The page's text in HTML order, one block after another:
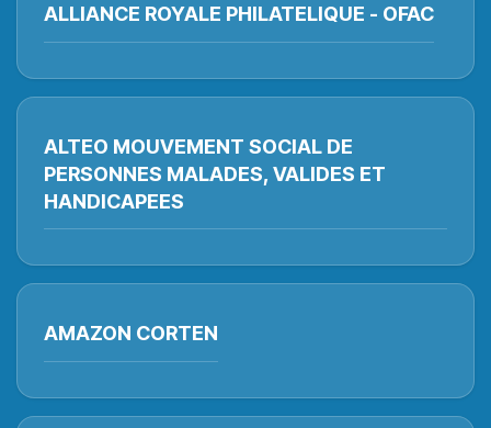
ALLIANCE ROYALE PHILATELIQUE - OFAC
ALTEO MOUVEMENT SOCIAL DE
PERSONNES MALADES, VALIDES ET
HANDICAPEES
AMAZON CORTEN